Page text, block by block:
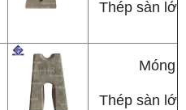
Thép sàn
Móng
Thép sàn